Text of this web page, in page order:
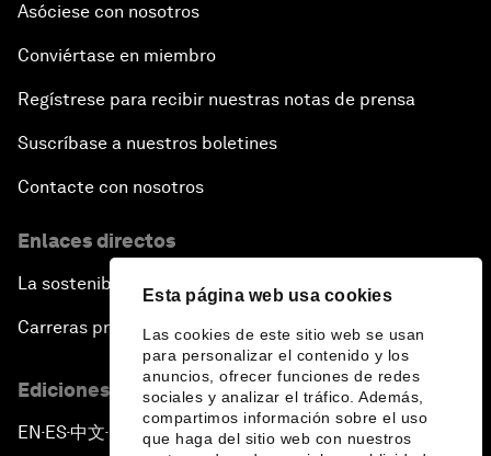
Esta página web usa cookies
Las cookies de este sitio web se usan
para personalizar el contenido y los
anuncios, ofrecer funciones de redes
sociales y analizar el tráfico. Además,
compartimos información sobre el uso
que haga del sitio web con nuestros
Asóciese con nosotros
Conviértase en miembro
Regístrese para recibir nuestras notas de prensa
Suscríbase a nuestros boletines
Contacte con nosotros
Enlaces directos
La sostenibilidad en el Foro
Carreras profesionales
Ediciones en otros idiomas
EN ▪ES▪中文▪ 日本語